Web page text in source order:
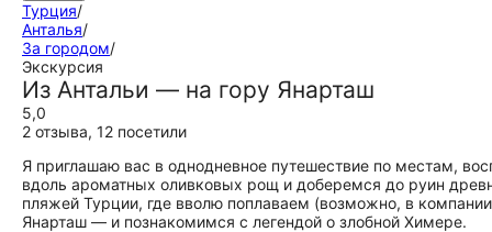
Турция/
Анталья/
За городом/
Экскурсия
Из Антальи — на гору Янарташ
5,0
2 отзыва, 12 посетили
Я приглашаю вас в однодневное путешествие по местам,
вдоль ароматных оливковых рощ и доберемся до руин
пляжей Турции, где вволю поплаваем (возможно, в
Янарташ — и познакомимся с легендой о злобной Химере.